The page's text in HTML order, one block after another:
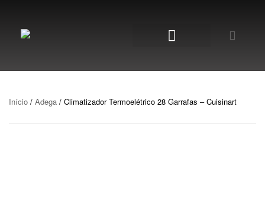
Início / Adega / Climatizador Termoelétrico 28 Garrafas – Cuisinart